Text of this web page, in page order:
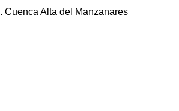
Cuenca Alta del Manzanares